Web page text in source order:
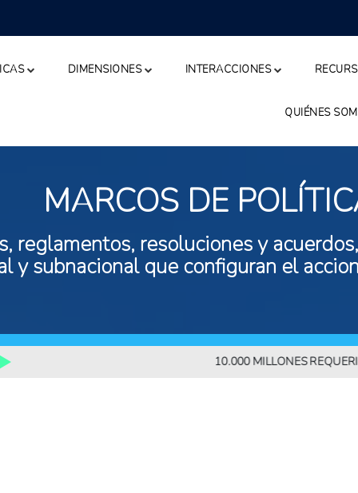
DIMENSIONES INTERACCIONES
QUIÉNES
MARCOS DE
reglamentos, resoluciones y
y subnacional que configuran el
10.000 MILLONES REQUERIRÁN